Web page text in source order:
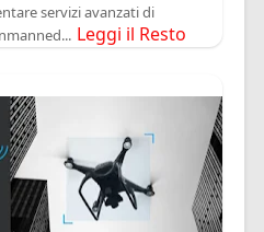
servizi avanzati di
Leggi il Resto